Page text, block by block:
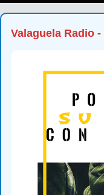
Valaguela Radio